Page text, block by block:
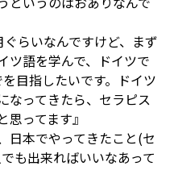
ぐらいなんですけど、まず
ツ語を学んで、ドイツで
目指したいです。ドイツ
なってきたら、セラピス
ってます』
日本でやってきたこと(セ
も出来ればいいなあって